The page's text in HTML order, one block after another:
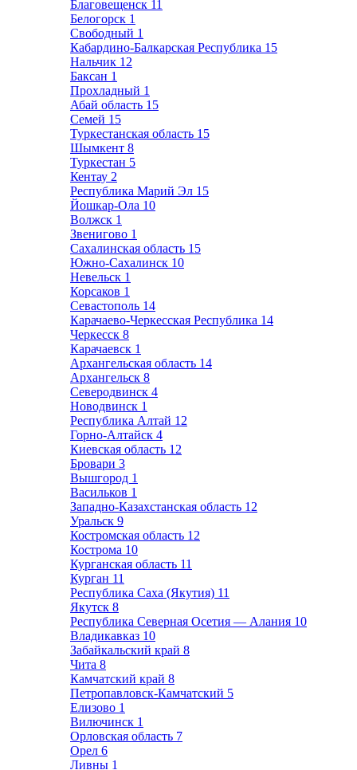
Благовещенск 11
Белогорск 1
Свободный 1
Кабардино-Балкарская Республика 15
Нальчик 12
Баксан 1
Прохладный 1
Абай область 15
Семей 15
Туркестанская область 15
Шымкент 8
Туркестан 5
Кентау 2
Республика Марий Эл 15
Йошкар-Ола 10
Волжск 1
Звенигово 1
Сахалинская область 15
Южно-Сахалинск 10
Невельск 1
Корсаков 1
Севастополь 14
Карачаево-Черкесская Республика 14
Черкесск 8
Карачаевск 1
Архангельская область 14
Архангельск 8
Северодвинск 4
Новодвинск 1
Республика Алтай 12
Горно-Алтайск 4
Киевская область 12
Бровари 3
Вышгород 1
Васильков 1
Западно-Казахстанская область 12
Уральск 9
Костромская область 12
Кострома 10
Курганская область 11
Курган 11
Республика Саха (Якутия) 11
Якутск 8
Республика Северная Осетия — Алания 10
Владикавказ 10
Забайкальский край 8
Чита 8
Камчатский край 8
Петропавловск-Камчатский 5
Елизово 1
Вилючинск 1
Орловская область 7
Орел 6
Ливны 1